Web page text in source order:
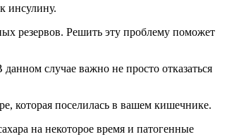
инсулину.
резервов. Решить эту проблему поможет
случае важно не просто отказаться
которая поселилась в вашем кишечнике.
на некоторое время и патогенные